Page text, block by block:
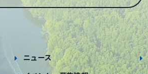
ニュース